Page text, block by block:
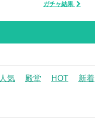
ガチャ結果
人気 殿堂 HOT 新着